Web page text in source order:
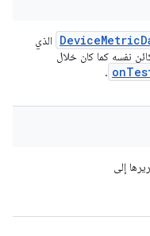
DeviceMetric
الذي
نفسه كما كان خلال
.
إلى